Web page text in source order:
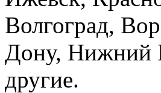
Волгоград,
Дону, Нижний
другие.